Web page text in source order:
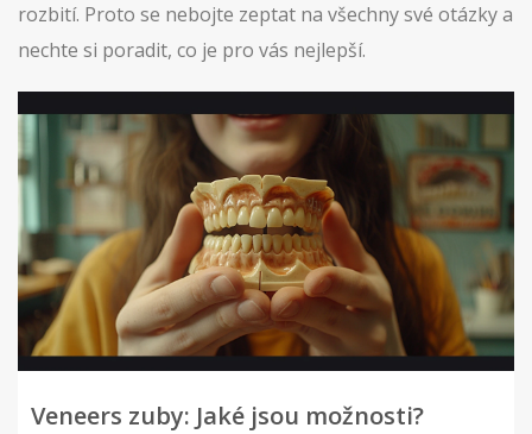
rozbití. Proto se nebojte zeptat na všechny své otázky a
nechte si poradit, co je pro vás nejlepší.
Veneers zuby: Jaké jsou možnosti?